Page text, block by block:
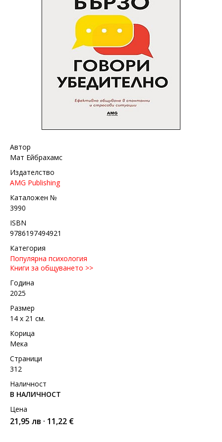
Автор
Мат Ейбрахамс
Издателство
AMG Publishing
Каталожен №
3990
ISBN
9786197494921
Категория
Популярна психология
Книги за общуването >>
Година
2025
Размер
14 х 21 см.
Корица
Мека
Страници
312
Наличност
В НАЛИЧНОСТ
Цена
21,95 лв · 11,22 €